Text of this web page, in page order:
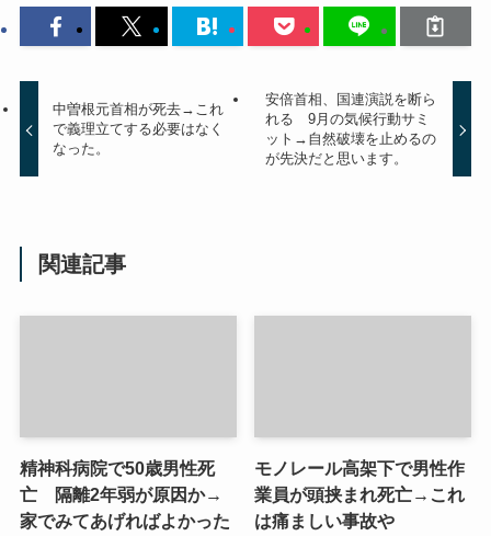
中曽根元首相が死去→これ
で義理立てする必要はなく
なった。
安倍首相、国連演説を断ら
れる 9月の気候行動サミ
ット→自然破壊を止めるの
が先決だと思います。
関連記事
精神科病院で50歳男性死
亡 隔離2年弱が原因か→
家でみてあげればよかった
モノレール高架下で男性作
業員が頭挟まれ死亡→これ
は痛ましい事故や